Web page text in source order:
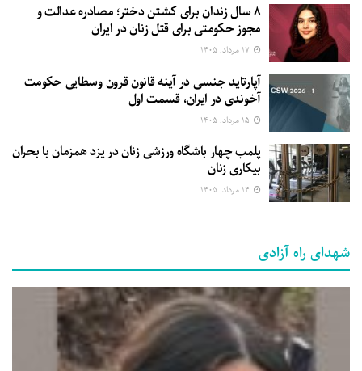
۸ سال زندان برای کشتن دختر؛ مصادره عدالت و
مجوز حکومتی برای قتل زنان در ایران
آپارتاید جنسی در آینه قانون قرون وسطایی حکومت
آخوندی در ایران، قسمت اول
پلمب چهار باشگاه ورزشی زنان در یزد همزمان با بحران
بیکاری زنان
شهدای راه آزادی